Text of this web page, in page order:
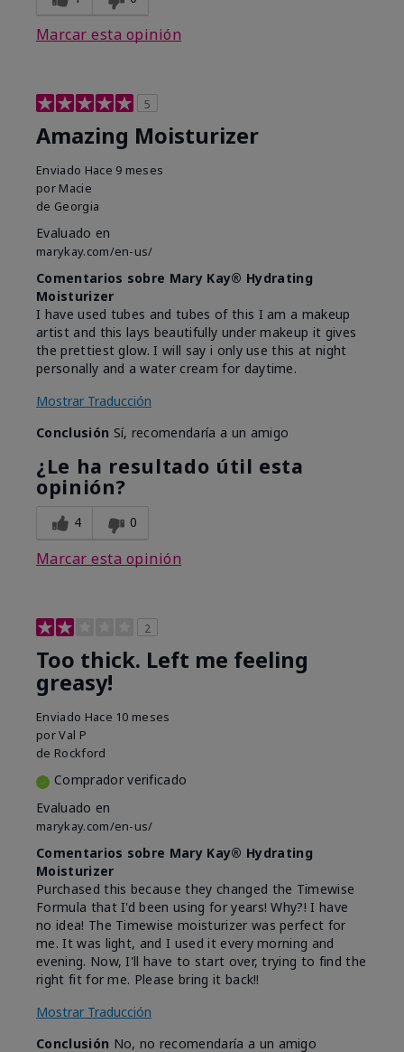
Marcar esta opinión
5
Amazing Moisturizer
Enviado Hace 9 meses
por Macie
de Georgia
Evaluado en
marykay.com/en-us/
Comentarios sobre Mary Kay® Hydrating
Moisturizer
I have used tubes and tubes of this I am a makeup
artist and this lays beautifully under makeup it gives
the prettiest glow. I will say i only use this at night
personally and a water cream for daytime.
Mostrar Traducción
Conclusión Sí, recomendaría a un amigo
¿Le ha resultado útil esta
opinión?
4 0
Marcar esta opinión
2
Too thick. Left me feeling
greasy!
Enviado Hace 10 meses
porVal P
de Rockford
Comprador verificado
Evaluado en
marykay.com/en-us/
Comentarios sobre Mary Kay® Hydrating
Moisturizer
Purchased this because they changed the Timewise
Formula that I'd been using for years! Why?! I have
no idea! The Timewise moisturizer was perfect for
me. It was light, and I used it every morning and
evening. Now, I'll have to start over, trying to find the
right fit for me. Please bring it back!!
Mostrar Traducción
Conclusión No, no recomendaría a un amigo